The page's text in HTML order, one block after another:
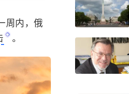
周内，俄
。